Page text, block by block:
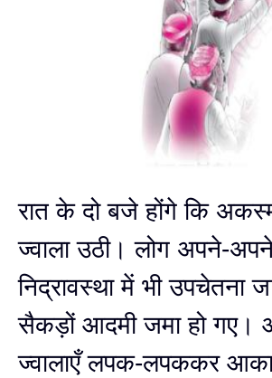
रात के दो बजे होंगे कि
ज्वाला उठी। लोग अपने-अपने
निद्रावस्था में भी उपचेतना
सैकड़ों आदमी जमा हो गए।
ज्वालाएँ लपक-लपककर